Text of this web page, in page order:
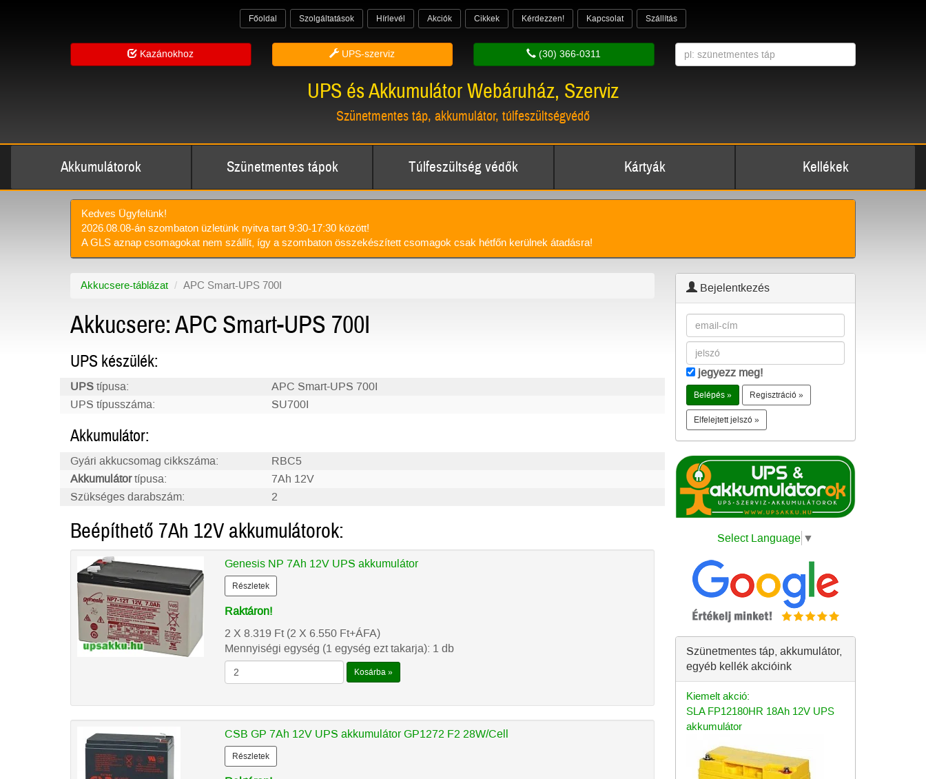
Főoldal Szolgáltatások Hírlevél Akciók Cikkek Kérdezzen! Kapcsolat Szállítás
Kazánokhoz UPS-szerviz (30) 366-0311
UPS és Akkumulátor Webáruház, Szerviz
Szünetmentes táp, akkumulátor, túlfeszültségvédő
Akkumulátorok Szünetmentes tápok Túlfeszültség védők Kártyák Kellékek
Kedves Ügyfelünk!
2026.08.08-án szombaton üzletünk nyitva tart 9:30-17:30 között!
A GLS aznap csomagokat nem szállít, így a szombaton összekészített csomagok csak hétfőn kerülnek átadásra!
Akkucsere-táblázat APC Smart-UPS 700I
Akkucsere: APC Smart-UPS 700I
UPS készülék:
UPS típusa:
APC Smart-UPS 700I
UPS típusszáma:
SU700I
Akkumulátor:
Gyári akkucsomag cikkszáma:
RBC5
Akkumulátortípusa:
7Ah 12V
Szükséges darabszám:
2
Beépíthető 7Ah 12V akkumulátorok:
Genesis NP 7Ah 12V UPS akkumulátor
Részletek
Raktáron!
2 X 8.319 Ft(2 X 6.550 Ft+ÁFA)
Mennyiségi egység (1 egység ezt takarja): 1 db
Kosárba »
CSB GP 7Ah 12V UPS akkumulátor GP1272 F2 28W/Cell
Részletek
Bejelentkezés
jegyezz meg!
Regisztráció »
Elfelejtett jelszó »
Select Language ▼
Szünetmentes táp, akkumulátor,
egyéb kellék akcióink
Kiemelt akció:
SLA FP12180HR 18Ah 12V UPS
akkumulátor